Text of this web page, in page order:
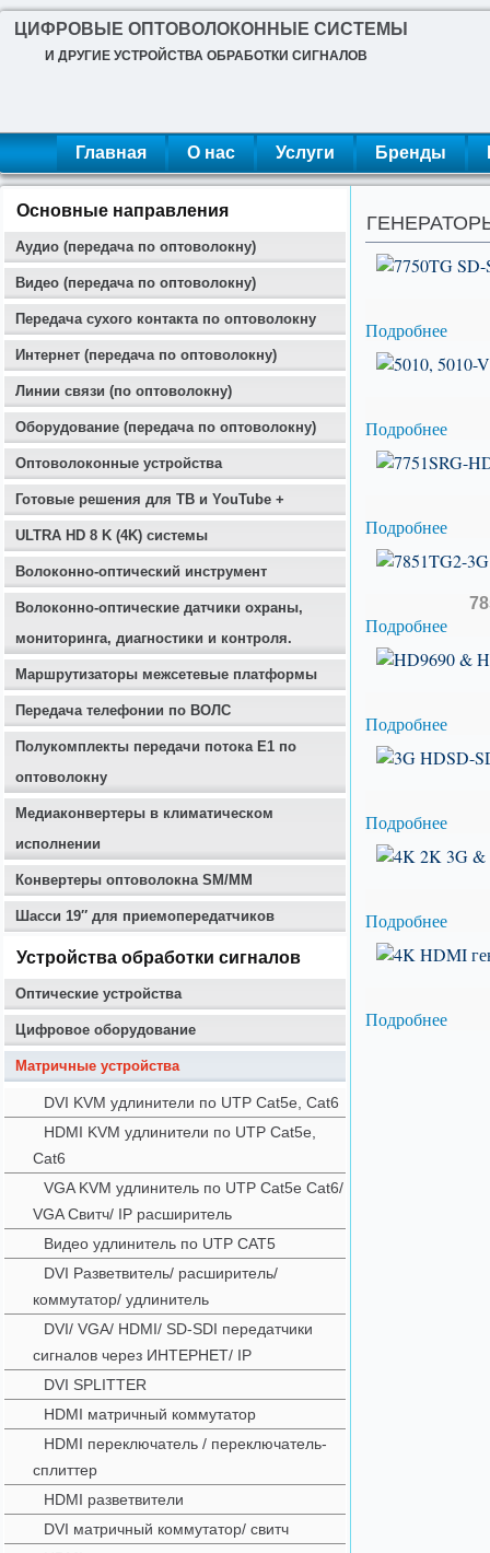
ЦИФРОВЫЕ ОПТОВОЛОКОННЫЕ СИСТЕМЫ
И ДРУГИЕ УСТРОЙСТВА ОБРАБОТКИ СИГНАЛОВ
Главная О нас Услуги Бренды
Основные направления
Аудио (передача по оптоволокну)
Видео (передача по оптоволокну)
Передача сухого контакта по оптоволокну
Интернет (передача по оптоволокну)
Линии связи (по оптоволокну)
Оборудование (передача по оптоволокну)
Оптоволоконные устройства
Готовые решения для ТВ и YouTube +
ULTRA HD 8 K (4K) системы
Волоконно-оптический инструмент
Волоконно-оптические датчики охраны,
мониторинга, диагностики и контроля.
Маршрутизаторы межсетевые платформы
Передача телефонии по ВОЛС
Полукомплекты передачи потока E1 по
оптоволокну
Медиаконвертеры в климатическом
исполнении
Конвертеры оптоволокна SM/MM
Шасси 19″ для приемопередатчиков
Устройства обработки сигналов
Оптические устройства
Цифровое оборудование
Матричные устройства
DVI KVM удлинители по UTP Cat5e, Cat6
HDMI KVM удлинители по UTP Cat5e,
Cat6
VGA KVM удлинитель по UTP Cat5e Cat6/
VGA Свитч/ IP расширитель
Видео удлинитель по UTP CAT5
DVI Разветвитель/ расширитель/
коммутатор/ удлинитель
DVI/ VGA/ HDMI/ SD-SDI передатчики
сигналов через ИНТЕРНЕТ/ IP
DVI SPLITTER
HDMI матричный коммутатор
HDMI переключатель / переключатель-
сплиттер
HDMI разветвители
DVI матричный коммутатор/ свитч
ГЕНЕРАТОРЫ
Подробнее
Подробнее
Подробнее
Подробнее
Подробнее
Подробнее
Подробнее
Подробнее